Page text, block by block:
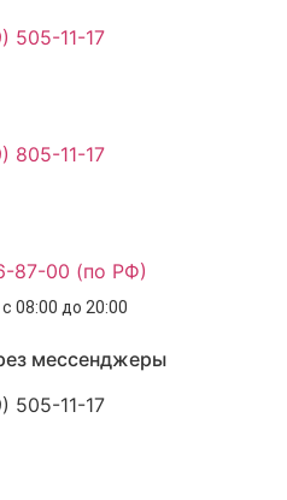
505-11-17
805-11-17
87-00 (по РФ)
08:00 до 20:00
мессенджеры
505-11-17